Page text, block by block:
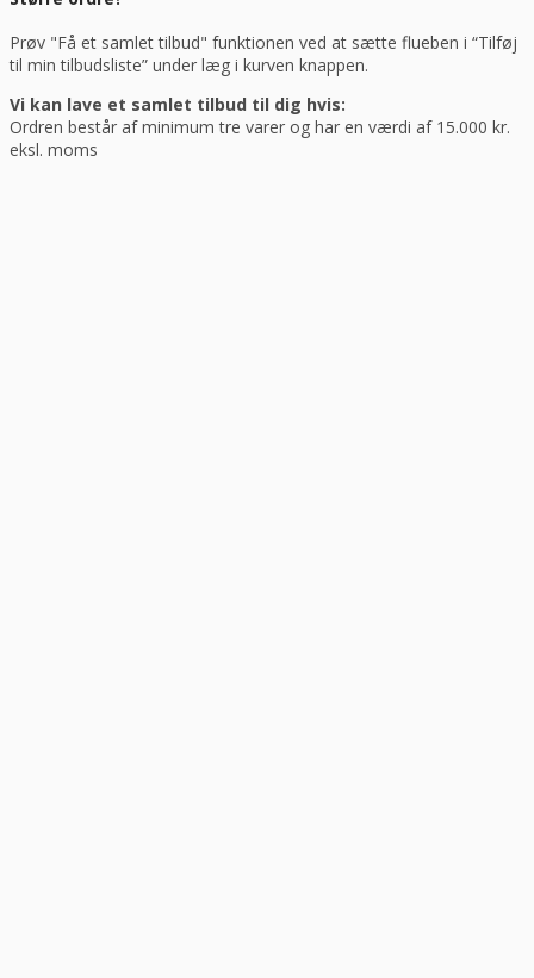
Prøv "Få et samlet tilbud" funktionen ved at sætte flueben i “Tilføj
til min tilbudsliste” under læg i kurven knappen.
Vi kan lave et samlet tilbud til dig hvis:
Ordren består af minimum tre varer og har en værdi af 15.000 kr.
eksl. moms